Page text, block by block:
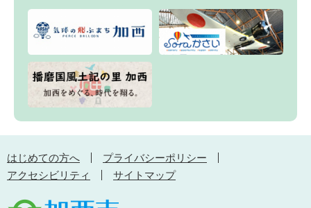
はじめての方へ
プライバシーポリシー
アクセシビリティ
サイトマップ